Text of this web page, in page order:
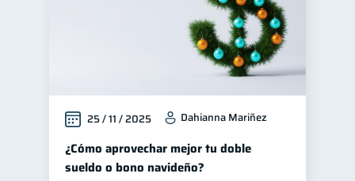
25 / 11 / 2025 Dahianna Mariñez
¿Cómo aprovechar mejor tu doble
sueldo o bono navideño?